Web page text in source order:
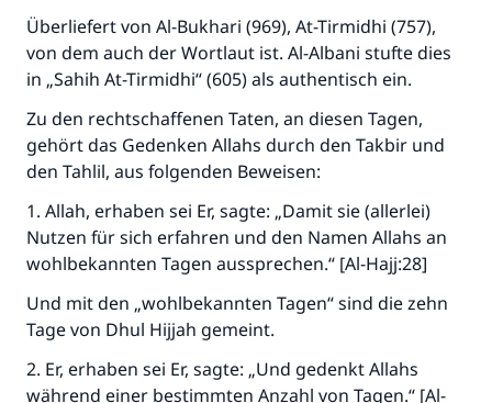
Überliefert von Al-Bukhari (969), At-Tirmidhi (757),
von dem auch der Wortlaut ist. Al-Albani stufte dies
in „Sahih At-Tirmidhi“ (605) als authentisch ein.
Zu den rechtschaffenen Taten, an diesen Tagen,
gehört das Gedenken Allahs durch den Takbir und
den Tahlil, aus folgenden Beweisen:
1. Allah, erhaben sei Er, sagte: „Damit sie (allerlei)
Nutzen für sich erfahren und den Namen Allahs an
wohlbekannten Tagen aussprechen.“ [Al-Hajj:28]
Und mit den „wohlbekannten Tagen“ sind die zehn
Tage von Dhul Hijjah gemeint.
2. Er, erhaben sei Er, sagte: „Und gedenkt Allahs
während einer bestimmten Anzahl von Tagen.“ [Al-